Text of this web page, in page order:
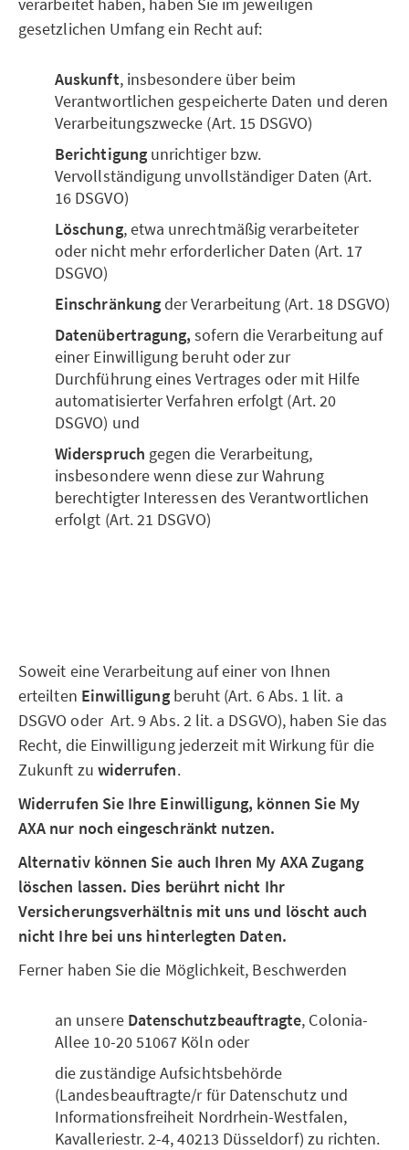
gesetzlichen Umfang ein Recht auf:
Auskunft, insbesondere über beim
Verantwortlichen gespeicherte Daten und deren
Verarbeitungszwecke (Art. 15 DSGVO)
Berichtigungunrichtiger bzw.
Vervollständigung unvollständiger Daten (Art.
16 DSGVO)
Löschung, etwa unrechtmäßig verarbeiteter
oder nicht mehr erforderlicher Daten (Art. 17
DSGVO)
Einschränkungder Verarbeitung (Art. 18 DSGVO)
Datenübertragung,sofern die Verarbeitung auf
einer Einwilligung beruht oder zur
Durchführung eines Vertrages oder mit Hilfe
automatisierter Verfahren erfolgt (Art. 20
DSGVO) und
Widerspruch gegen die Verarbeitung,
insbesondere wenn diese zur Wahrung
berechtigter Interessen des Verantwortlichen
erfolgt (Art. 21 DSGVO)
Soweit eine Verarbeitung auf einer von Ihnen
erteilten Einwilligungberuht (Art. 6 Abs. 1 lit. a
DSGVO oder Art. 9 Abs. 2 lit. a DSGVO), haben Sie das
Recht, die Einwilligung jederzeit mit Wirkung für die
Zukunft zu widerrufen.
Widerrufen Sie Ihre Einwilligung, können Sie My
AXA nur noch eingeschränkt nutzen.
Alternativ können Sie auch Ihren My AXA Zugang
löschen lassen. Dies berührt nicht Ihr
Versicherungsverhältnis mit uns und löscht auch
nicht Ihre bei uns hinterlegten Daten.
Ferner haben Sie die Möglichkeit, Beschwerden
an unsere Datenschutzbeauftragte, Colonia-
Allee 10-20 51067 Köln oder
die zuständige Aufsichtsbehörde
(Landesbeauftragte/r für Datenschutz und
Informationsfreiheit Nordrhein-Westfalen,
Kavalleriestr. 2-4, 40213 Düsseldorf) zu richten.